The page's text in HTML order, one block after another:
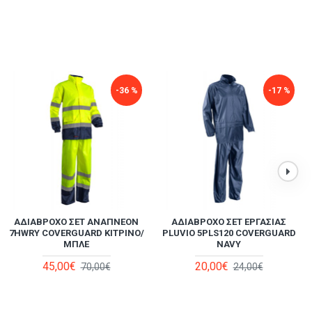
-10 %
ΔΕΡΜΆΤΙΝΑ ΜΠΟΤΆΚΙΑ
ΕΡΓΑΣΊΑΣ OPAL HIGH 9OPAH
COVERGUARD
70,00€ 78,00€
ΜΠΟΤΆΚΙ ΑΣΦΑΛΕΊΑΣ SUBLIME
H WR S3 SRC DIKE
129,00€
-36 %
ΑΔΙΆΒΡΟΧΟ ΣΕΤ ΑΝΑΠΝΈΟΝ
7HWRY COVERGUARD ΚΙΤΡΙΝΟ/
ΜΠΛΕ
45,00€ 70,00€
-17 %
ΑΔΙΆΒΡΟΧΟ ΣΕΤ ΕΡΓΑΣΊΑΣ
PLUVIO 5PLS120 COVERGUARD
NAVY
20,00€ 24,00€